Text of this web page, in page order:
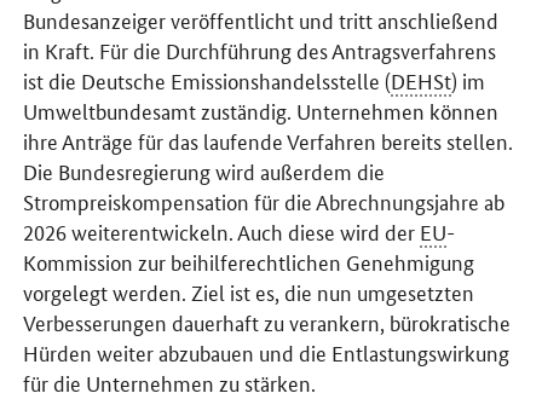
Bundesanzeiger veröffentlicht und tritt anschließend
in Kraft. Für die Durchführung des Antragsverfahrens
ist die Deutsche Emissionshandelsstelle (DEHSt) im
Umweltbundesamt zuständig. Unternehmen können
ihre Anträge für das laufende Verfahren bereits stellen.
Die Bundesregierung wird außerdem die
Strompreiskompensation für die Abrechnungsjahre ab
2026 weiterentwickeln. Auch diese wird der EU-
Kommission zur beihilferechtlichen Genehmigung
vorgelegt werden. Ziel ist es, die nun umgesetzten
Verbesserungen dauerhaft zu verankern, bürokratische
Hürden weiter abzubauen und die Entlastungswirkung
für die Unternehmen zu stärken.